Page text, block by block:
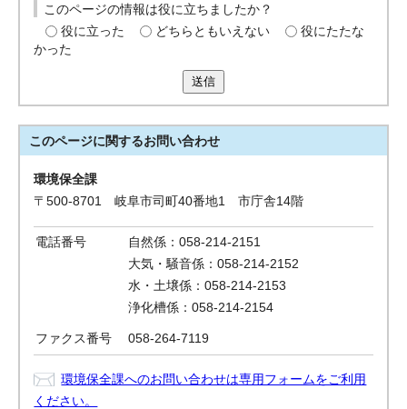
このページの情報は役に立ちましたか？
役に立った
どちらともいえない
役にたたな
かった
送信
このページに関するお問い合わせ
環境保全課
〒500-8701 岐阜市司町40番地1 市庁舎14階
電話番号
自然係：058-214-2151
大気・騒音係：058-214-2152
水・土壌係：058-214-2153
浄化槽係：058-214-2154
ファクス番号 058-264-7119
環境保全課へのお問い合わせは専用フォームをご利用
ください。